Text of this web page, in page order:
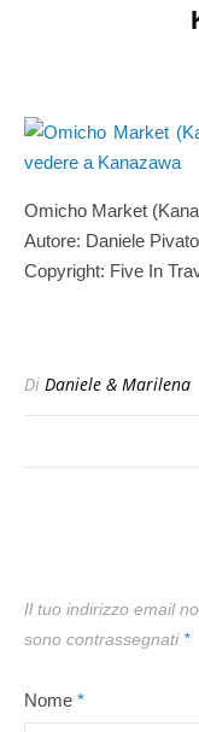
Omicho Market
Autore: Daniele Pivato
Copyright: Five In
Di Daniele & Marilena
Il tuo indirizzo email
sono contrassegnati *
Nome *